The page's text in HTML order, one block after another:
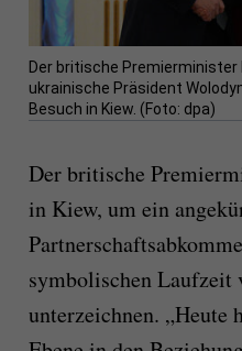
Der britische Premierminister
ukrainische Präsident
Besuch in Kiew. (Foto: dpa)
Der britische
in Kiew, um ein
symbolischen Laufzeit
unterzeichnen. „Heute